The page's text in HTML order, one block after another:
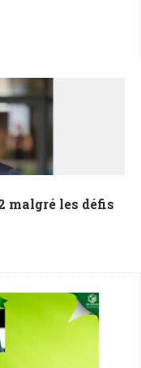
malgré les défis